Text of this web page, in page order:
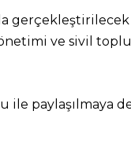
ve sivil
paylaşılmaya